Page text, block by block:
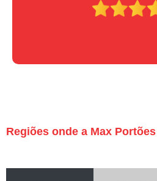
Regiões onde a Max